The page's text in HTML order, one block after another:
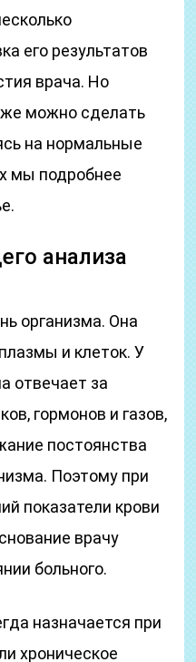
его результатов
врача. Но
можно сделать
на нормальные
мы подробнее
анализа
организма. Она
и клеток. У
отвечает за
гормонов и газов,
постоянства
Поэтому при
показатели крови
врачу
больного.
назначается при
хроническое